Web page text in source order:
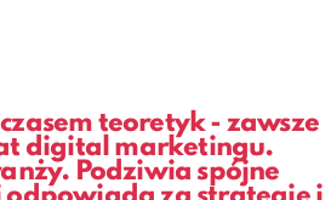
teoretyk - zawsze
digital marketingu.
Podziwia spójne